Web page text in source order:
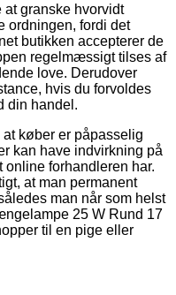
granske hvorvidt
ordningen, fordi det
butikken accepterer de
regelmæssigt tilses af
love. Derudover
hvis du forvoldes
din handel.
køber er påpasselig
kan have indvirkning på
online forhandleren har.
at man permanent
man når som helst
25 W Rund 17
til en pige eller